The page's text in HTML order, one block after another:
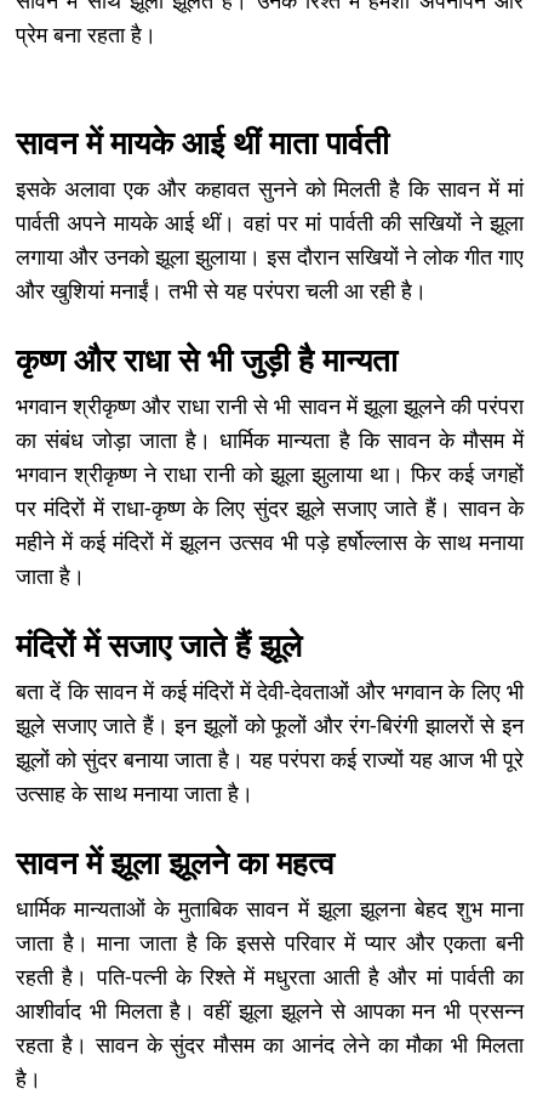
प्रेम बना रहता है।
सावन में मायके आई थीं माता पार्वती
इसके अलावा एक और कहावत सुनने को मिलती है कि सावन में मां
पार्वती अपने मायके आई थीं। वहां पर मां पार्वती की सखियों ने झूला
लगाया और उनको झूला झुलाया। इस दौरान सखियों ने लोक गीत गाए
और खुशियां मनाईं। तभी से यह परंपरा चली आ रही है।
कृष्ण और राधा से भी जुड़ी है मान्यता
भगवान श्रीकृष्ण और राधा रानी से भी सावन में झूला झूलने की परंपरा
का संबंध जोड़ा जाता है। धार्मिक मान्यता है कि सावन के मौसम में
भगवान श्रीकृष्ण ने राधा रानी को झूला झुलाया था। फिर कई जगहों
पर मंदिरों में राधा-कृष्ण के लिए सुंदर झूले सजाए जाते हैं। सावन के
महीने में कई मंदिरों में झूलन उत्सव भी पड़े हर्षोल्लास के साथ मनाया
जाता है।
मंदिरों में सजाए जाते हैं झूले
बता दें कि सावन में कई मंदिरों में देवी-देवताओं और भगवान के लिए भी
झूले सजाए जाते हैं। इन झूलों को फूलों और रंग-बिरंगी झालरों से इन
झूलों को सुंदर बनाया जाता है। यह परंपरा कई राज्यों यह आज भी पूरे
उत्साह के साथ मनाया जाता है।
सावन में झूला झूलने का महत्व
धार्मिक मान्यताओं के मुताबिक सावन में झूला झूलना बेहद शुभ माना
जाता है। माना जाता है कि इससे परिवार में प्यार और एकता बनी
रहती है। पति-पत्नी के रिश्ते में मधुरता आती है और मां पार्वती का
आशीर्वाद भी मिलता है। वहीं झूला झूलने से आपका मन भी प्रसन्न
रहता है। सावन के सुंदर मौसम का आनंद लेने का मौका भी मिलता
है।